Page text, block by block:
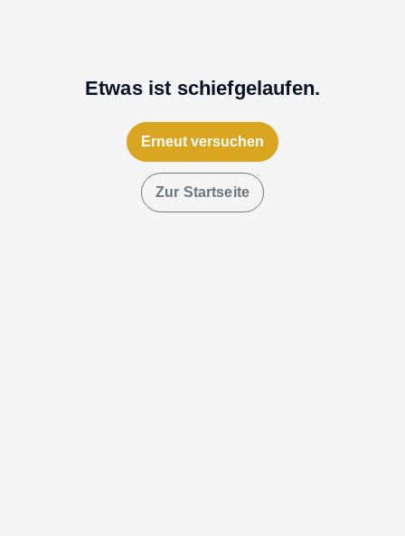
Etwas ist schiefgelaufen.
Erneut versuchen
Zur Startseite